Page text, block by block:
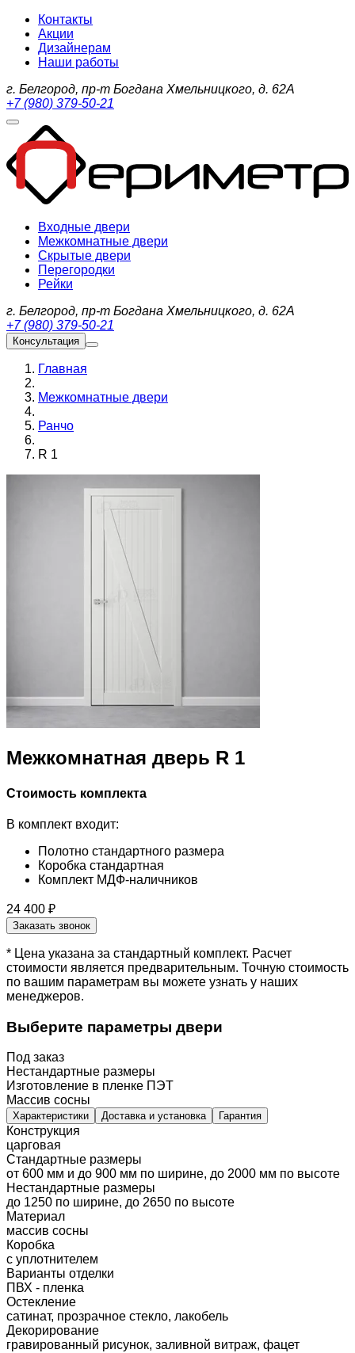
Контакты
Акции
Дизайнерам
Наши работы
г. Белгород, пр-т Богдана Хмельницкого, д. 62А
+7 (980) 379-50-21
Входные двери
Межкомнатные двери
Скрытые двери
Перегородки
Рейки
г. Белгород, пр-т Богдана Хмельницкого, д. 62А
+7 (980) 379-50-21
Консультация
Главная
Межкомнатные двери
Ранчо
R 1
Межкомнатная дверь R 1
Стоимость комплекта
В комплект входит:
Полотно стандартного размера
Коробка стандартная
Комплект МДФ-наличников
24 400 ₽
Заказать звонок
* Цена указана за стандартный комплект. Расчет
стоимости является предварительным. Точную стоимость
по вашим параметрам вы можете узнать у наших
менеджеров.
Выберите параметры двери
Под заказ
Нестандартные размеры
Изготовление в пленке ПЭТ
Массив сосны
Характеристики Доставка и установка Гарантия
Конструкция
царговая
Стандартные размеры
от 600 мм и до 900 мм по ширине, до 2000 мм по высоте
Нестандартные размеры
до 1250 по ширине, до 2650 по высоте
Материал
массив сосны
Коробка
с уплотнителем
Варианты отделки
ПВХ - пленка
Остекление
сатинат, прозрачное стекло, лакобель
Декорирование
гравированный рисунок, заливной витраж, фацет